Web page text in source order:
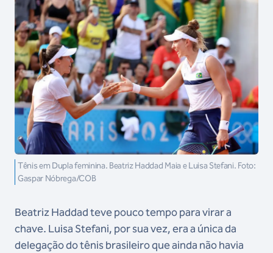
Tênis em Dupla feminina. Beatriz Haddad Maia e Luisa Stefani. Foto:
Gaspar Nóbrega/COB
Beatriz Haddad teve pouco tempo para virar a
chave. Luisa Stefani, por sua vez, era a única da
delegação do tênis brasileiro que ainda não havia